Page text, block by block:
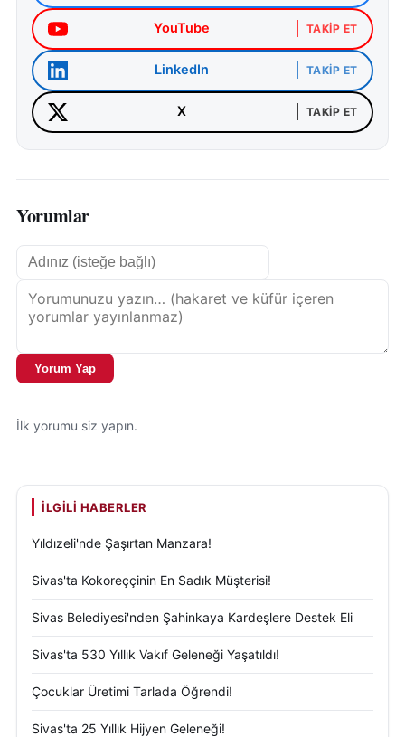
YouTube TAKIP ET
LinkedIn TAKIP ET
X TAKIP ET
Yorumlar
Yorum Yap
İlk yorumu siz yapın.
İLGILI HABERLER
Yıldızeli'nde Şaşırtan Manzara!
Sivas'ta Kokoreççinin En Sadık Müşterisi!
Sivas Belediyesi'nden Şahinkaya Kardeşlere Destek Eli
Sivas'ta 530 Yıllık Vakıf Geleneği Yaşatıldı!
Çocuklar Üretimi Tarlada Öğrendi!
Sivas'ta 25 Yıllık Hijyen Geleneği!